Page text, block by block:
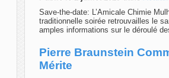
Save-the-date: L’Amicale Chimie
traditionnelle soirée retrouvailles le
amples informations sur le déroulé
Pierre Braunstein
Mérite